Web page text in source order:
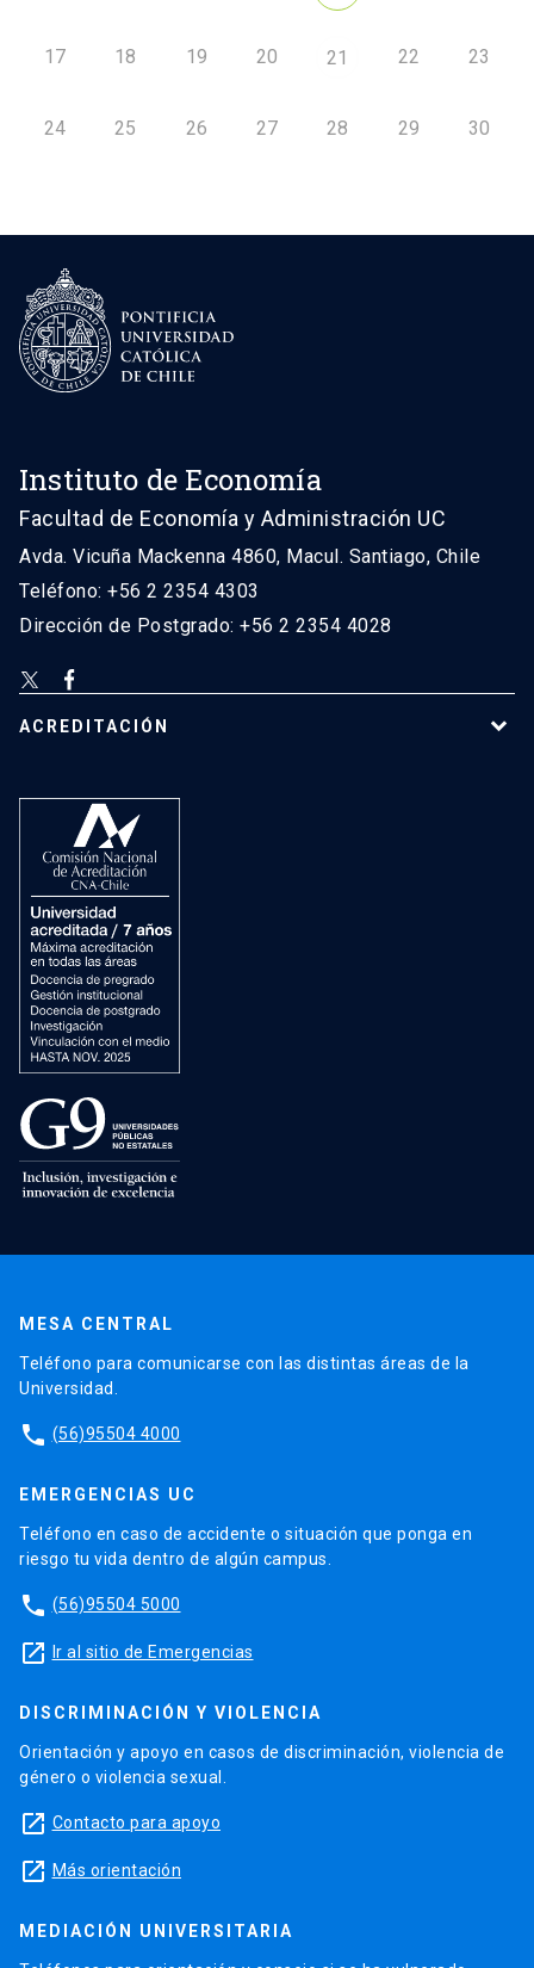
17 18 19 20 21 22 23
24 25 26 27 28 29 30
Instituto de Economía
Facultad de Economía y Administración UC
Avda. Vicuña Mackenna 4860, Macul. Santiago, Chile
Teléfono: +56 2 2354 4303
Dirección de Postgrado: +56 2 2354 4028
ACREDITACIÓN
MESA CENTRAL
Teléfono para comunicarse con las distintas áreas de la
Universidad.
phone (56)95504 4000
EMERGENCIAS UC
Teléfono en caso de accidente o situación que ponga en
riesgo tu vida dentro de algún campus.
phone (56)95504 5000
launch Ir al sitio de Emergencias
DISCRIMINACIÓN Y VIOLENCIA
Orientación y apoyo en casos de discriminación, violencia de
género o violencia sexual.
launch Contacto para apoyo
launch Más orientación
MEDIACIÓN UNIVERSITARIA